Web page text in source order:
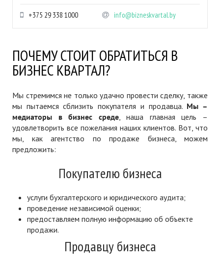
+375 29 338 1000 info@bizneskvartal.by
ПОЧЕМУ СТОИТ ОБРАТИТЬСЯ В
БИЗНЕС КВАРТАЛ?
Мы стремимся не только удачно провести сделку, также
мы пытаемся сблизить покупателя и продавца. Мы –
медиаторы в бизнес среде, наша главная цель –
удовлетворить все пожелания наших клиентов. Вот, что
мы, как агентство по продаже бизнеса, можем
предложить:
Покупателю бизнеса
услуги бухгалтерского и юридического аудита;
проведение независимой оценки;
предоставляем полную информацию об объекте
продажи.
Продавцу бизнеса